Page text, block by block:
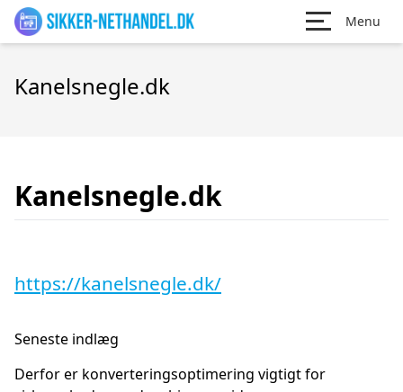
Menu
Kanelsnegle.dk
Kanelsnegle.dk
https://kanelsnegle.dk/
Seneste indlæg
Derfor er konverteringsoptimering vigtigt for